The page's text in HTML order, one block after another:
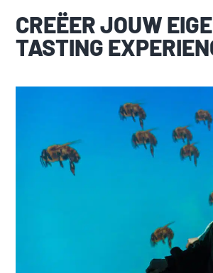
CREËER JOUW
TASTING